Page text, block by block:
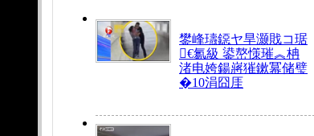
鐢峰瓙鐚ヤ旱灏戝コ琚
€氱級 鍙嶅憡璀︽柟
渚电姱鍚嶈獕鏉冪储璧
�10涓囧厓